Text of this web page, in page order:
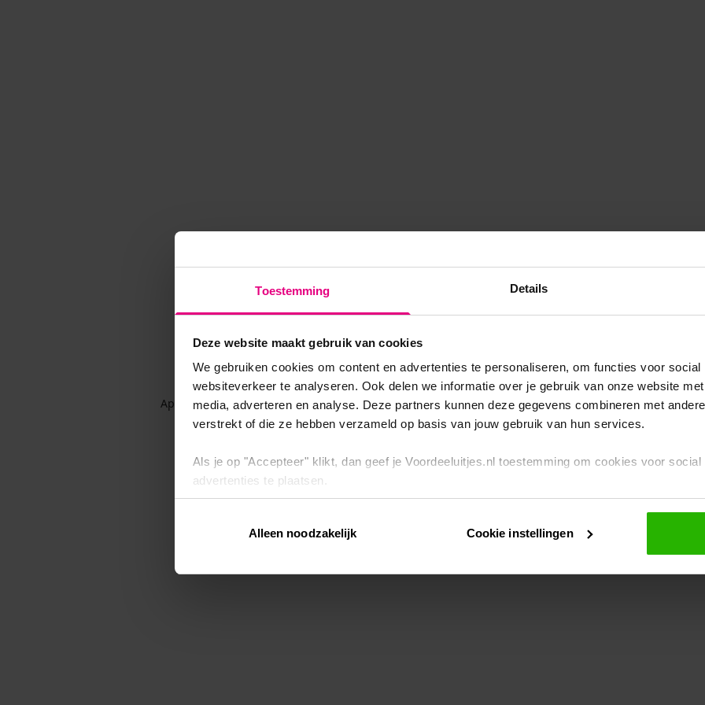
Toestemming Details
Deze website maakt gebruik van cookies
We gebruiken cookies om content en advertenties te personaliseren, om functies voor
websiteverkeer te analyseren. Ook delen we informatie over je gebruik van onze website
media, adverteren en analyse. Deze partners kunnen deze gegevens combineren met
verstrekt of die ze hebben verzameld op basis van jouw gebruik van hun services.
Als je op "Accepteer" klikt, dan geef je Voordeeluitjes.nl toestemming om cookies voor
advertenties te plaatsen.
Via "Cookie instellingen" kun je ook zelf instellen welke cookies worden geplaatst. Je kunt je
intrekken op onscookiebeleid.
Alleen noodzakelijk Cookie instellingen
Application error: a client-side exception has occurred while loadingwww.voordeeluitjes.nl (see the